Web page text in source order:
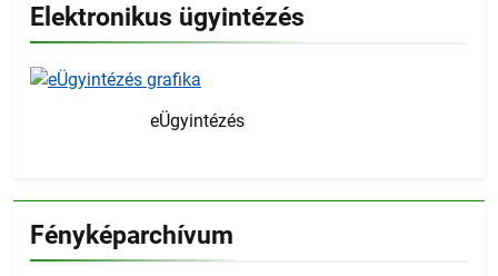
Elektronikus ügyintézés
eÜgyintézés
Fényképarchívum